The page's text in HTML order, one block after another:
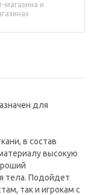
магазина и
для
в состав
высокую
тела. Подойдет
так и игрокам с